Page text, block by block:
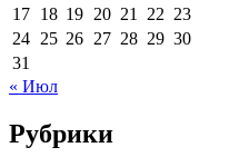
17 18 19 20 21 22 23
24 25 26 27 28 29 30
31
« Июл
Рубрики